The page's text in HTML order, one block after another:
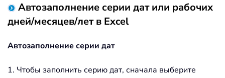
Автозаполнение серии дат или рабочих
дней/месяцев/лет в Excel
Автозаполнение серии дат
1. Чтобы заполнить серию дат, сначала выберите